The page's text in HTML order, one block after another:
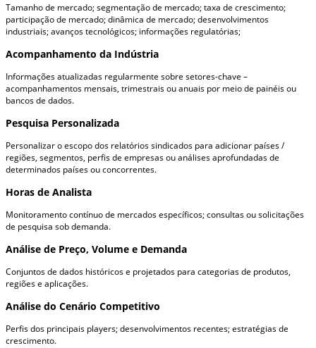
Tamanho de mercado; segmentação de mercado; taxa de crescimento;
participação de mercado; dinâmica de mercado; desenvolvimentos
industriais; avanços tecnológicos; informações regulatórias;
Acompanhamento da Indústria
Informações atualizadas regularmente sobre setores-chave –
acompanhamentos mensais, trimestrais ou anuais por meio de painéis ou
bancos de dados.
Pesquisa Personalizada
Personalizar o escopo dos relatórios sindicados para adicionar países /
regiões, segmentos, perfis de empresas ou análises aprofundadas de
determinados países ou concorrentes.
Horas de Analista
Monitoramento contínuo de mercados específicos; consultas ou solicitações
de pesquisa sob demanda.
Análise de Preço, Volume e Demanda
Conjuntos de dados históricos e projetados para categorias de produtos,
regiões e aplicações.
Análise do Cenário Competitivo
Perfis dos principais players; desenvolvimentos recentes; estratégias de
crescimento.